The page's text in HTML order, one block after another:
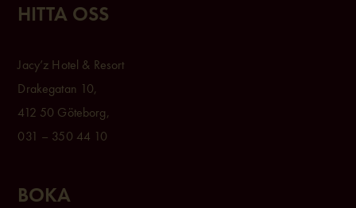
HITTA OSS
Jacy’z Hotel & Resort
Drakegatan 10,
412 50 Göteborg,
031 – 350 44 10
BOKA